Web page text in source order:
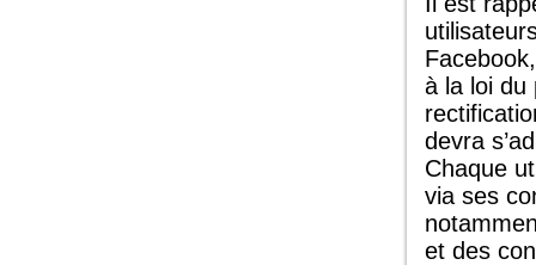
à la loi du
devra
Chaque
via ses
et des